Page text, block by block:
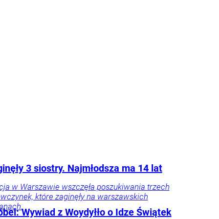
3 siostry. Najmłodsza ma 14 lat
w Warszawie wszczęła poszukiwania trzech
które zaginęły na warszawskich
Wywiad z Woydyłło o Idze Świątek